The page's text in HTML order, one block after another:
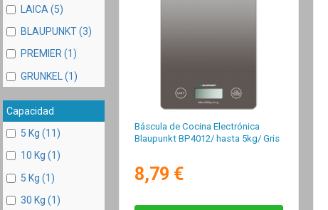
LAICA (5)
BLAUPUNKT (3)
PREMIER (1)
GRUNKEL (1)
Capacidad
5 Kg (11)
10 Kg (1)
5 Kg (1)
30 Kg (1)
Báscula de Cocina Electrónica
Blaupunkt BP4012/ hasta 5kg/ Gris
8,79 €